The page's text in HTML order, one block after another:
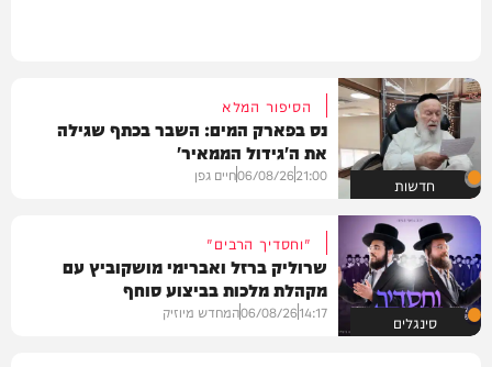
חדשות
הסיפור המלא
נס בפארק המים: השבר בכתף שגילה
את ה'גידול הממאיר'
21:00
06/08/26חיים גפן
סינגלים
"וחסדיך הרבים"
שרוליק ברזל ואברימי מושקוביץ עם
מקהלת מלכות בביצוע סוחף
14:17
06/08/26המחדש מיוזיק